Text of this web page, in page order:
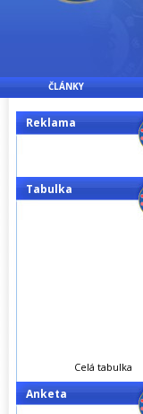
ČLÁNKY
Reklama
Tabulka
Celá tabulka
Anketa